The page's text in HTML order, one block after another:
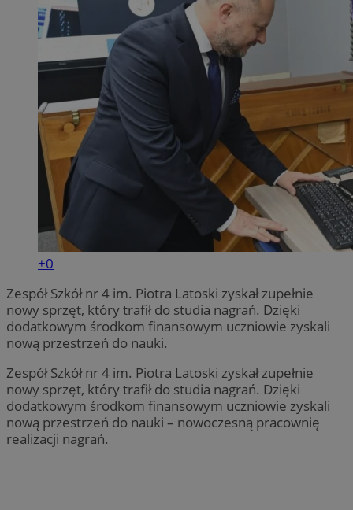
+0
Zespół Szkół nr 4 im. Piotra Latoski zyskał zupełnie
nowy sprzęt, który trafił do studia nagrań. Dzięki
dodatkowym środkom finansowym uczniowie zyskali
nową przestrzeń do nauki.
Zespół Szkół nr 4 im. Piotra Latoski zyskał zupełnie
nowy sprzęt, który trafił do studia nagrań. Dzięki
dodatkowym środkom finansowym uczniowie zyskali
nową przestrzeń do nauki – nowoczesną pracownię
realizacji nagrań.